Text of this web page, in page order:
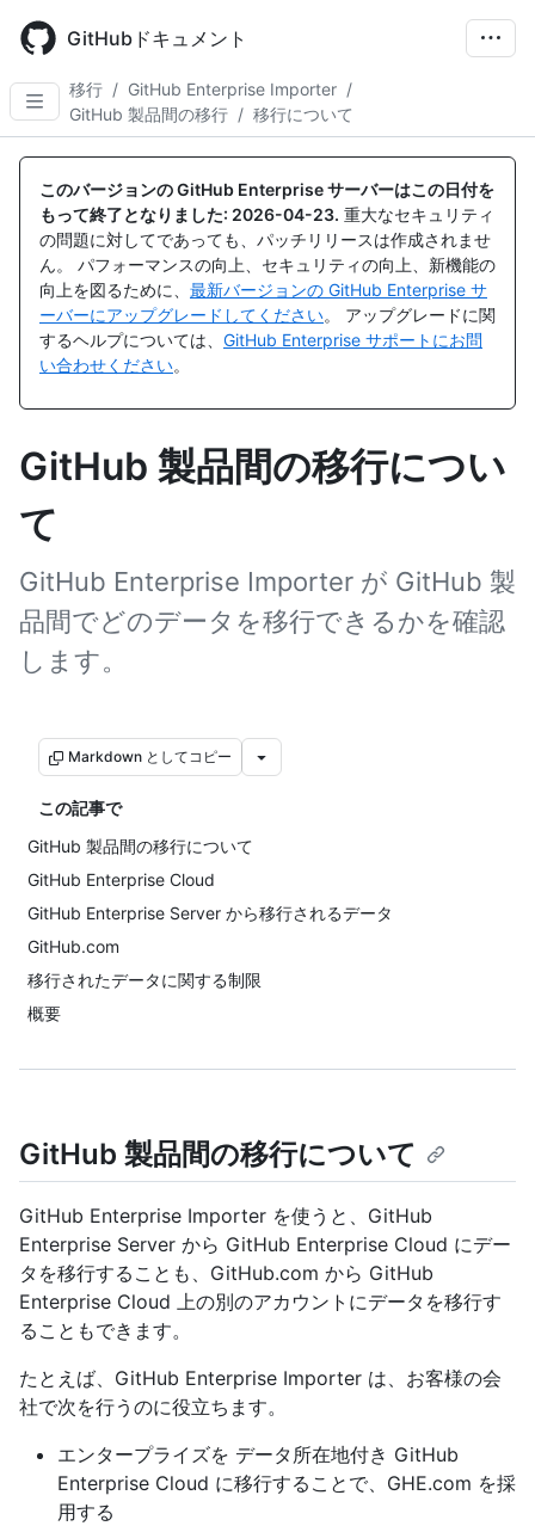
main
content
GitHubドキュメント
移行 / GitHub Enterprise Importer /
GitHub 製品間の移行 / 移行について
このバージョンの GitHub Enterprise サーバーはこの日付を
もって終了となりました: 2026-04-23. 重大なセキュリティ
の問題に対してであっても、パッチリリースは作成されませ
ん。 パフォーマンスの向上、セキュリティの向上、新機能の
向上を図るために、 最新バージョンの GitHub Enterprise サ
ーバーにアップグレードしてください。 アップグレードに関
するヘルプについては、 GitHub Enterprise サポートにお問
い合わせください。
GitHub 製品間の移行につい
て
GitHub Enterprise Importer が GitHub 製
品間でどのデータを移行できるかを確認
します。
Markdown としてコピー
この記事で
GitHub 製品間の移行について
GitHub Enterprise Cloud
GitHub Enterprise Server から移行されるデータ
GitHub.com
移行されたデータに関する制限
概要
GitHub 製品間の移行について
GitHub Enterprise Importer を使うと、GitHub
Enterprise Server から GitHub Enterprise Cloud にデー
タを移行することも、GitHub.com から GitHub
Enterprise Cloud 上の別のアカウントにデータを移行す
ることもできます。
たとえば、GitHub Enterprise Importer は、お客様の会
社で次を行うのに役立ちます。
エンタープライズを データ所在地付き GitHub
Enterprise Cloud に移行することで、GHE.com を採
用する